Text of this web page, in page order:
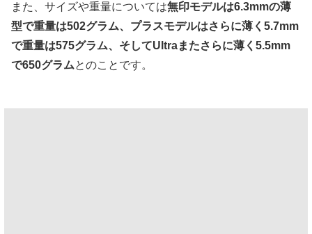
また、サイズや重量については無印モデルは6.3mmの薄
型で重量は502グラム、プラスモデルはさらに薄く5.7mm
で重量は575グラム、そしてUltraまたさらに薄く5.5mm
で650グラムとのことです。